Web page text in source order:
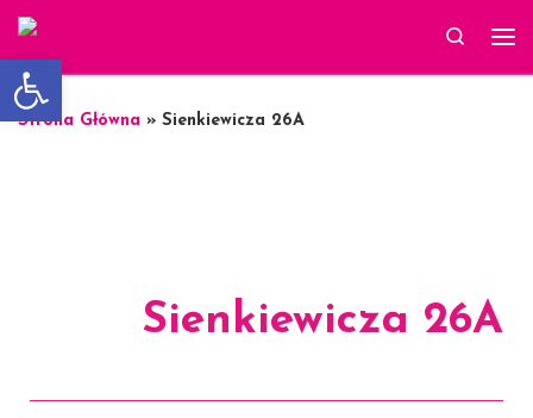
Otwórz pasek narzędzi
Skip to content Search
Strona Główna » Sienkiewicza 26A
Sienkiewicza 26A